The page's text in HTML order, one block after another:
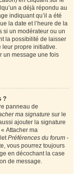
a déjà répondu au
indiquant qu’il a été
la date et l’heure de la
si un modérateur ou un
la possibilité de laisser
leur propre initiative.
un message une fois
?
panneau de
ma signature sur le
ajouter la signature
Attacher ma
Préférences du forum -
vous pourrez toujours
en décochant la case
de message.